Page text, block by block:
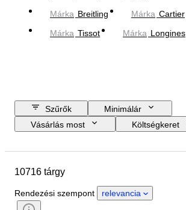
Márka Breitling Márka Cartier
Márka Tissot Márka Longines
Szűrők
Minimálár
Vásárlás most
Költségkeret
Óraszíj hossza
Anyag
Nem
Állapot
10716 tárgy
Rendezési szempont relevancia